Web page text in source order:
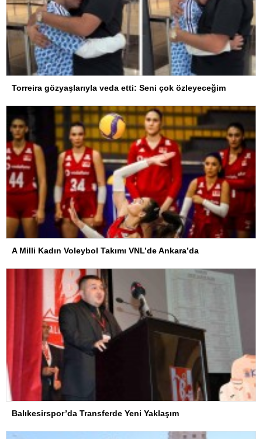
Torreira gözyaşlarıyla veda etti: Seni çok özleyeceğim
A Milli Kadın Voleybol Takımı VNL’de Ankara’da
Balıkesirspor’da Transferde Yeni Yaklaşım